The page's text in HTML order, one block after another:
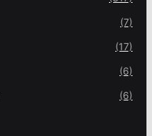
(7)
(17)
(6)
(6)